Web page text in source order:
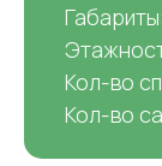
Кол-во
Кол-во